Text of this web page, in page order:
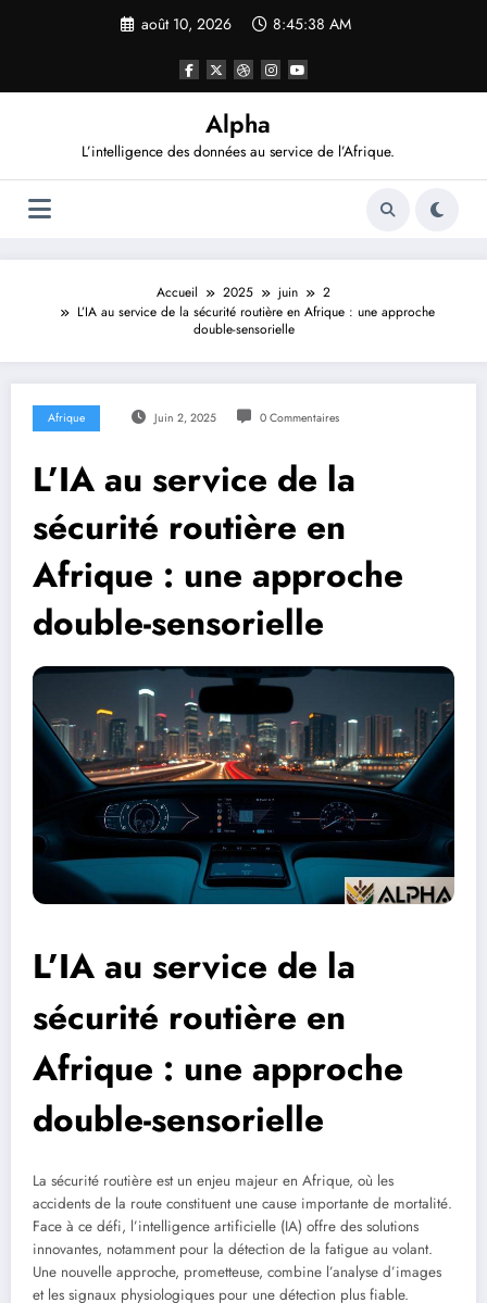
août 10, 2026 8:45:39 AM
Alpha
L’intelligence des données au service de l’Afrique.
Accueil 2025 juin
2
L’IA au service de la sécurité routière en Afrique : une approche
double-sensorielle
Afrique Juin 2, 2025 0 Commentaires
L’IA au service de la
sécurité routière en
Afrique : une approche
double-sensorielle
L’IA au service de la
sécurité routière en
Afrique : une approche
double-sensorielle
La sécurité routière est un enjeu majeur en Afrique, où les
accidents de la route constituent une cause importante de mortalité.
Face à ce défi, l’intelligence artificielle (IA) offre des solutions
innovantes, notamment pour la détection de la fatigue au volant.
Une nouvelle approche, prometteuse, combine l’analyse d’images
et les signaux physiologiques pour une détection plus fiable.